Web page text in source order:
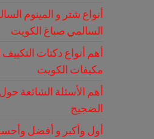
أنواع شتر و المينوم
السالمي صباغ الكويت
أهم أنواع دكتات
مكيفات الكويت
أهم الأسئلة الشائعة
الضجيج
أول وأكبر و أفضل